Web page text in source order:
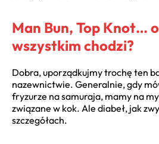
Man Bun, Top Knot…
wszystkim chodzi?
Dobra, uporządkujmy trochę ten
nazewnictwie. Generalnie, gdy
fryzurze na samuraja, mamy na
związane w kok. Ale diabeł, jak
szczegółach.